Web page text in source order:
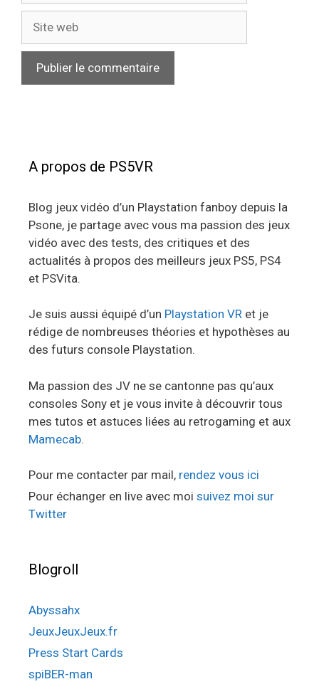
web
A propos de PS5VR
Blog jeux vidéo d’un Playstation fanboy depuis la
Psone, je partage avec vous ma passion des jeux
vidéo avec des tests, des critiques et des
actualités à propos des meilleurs jeux PS5, PS4
et PSVita.
Je suis aussi équipé d’un Playstation VR et je
rédige de nombreuses théories et hypothèses au
des futurs console Playstation.
Ma passion des JV ne se cantonne pas qu’aux
consoles Sony et je vous invite à découvrir tous
mes tutos et astuces liées au retrogaming et aux
Mamecab.
Pour me contacter par mail, rendez vous ici
Pour échanger en live avec moi suivez moi sur
Twitter
Blogroll
Abyssahx
JeuxJeuxJeux.fr
Press Start Cards
spiBER-man